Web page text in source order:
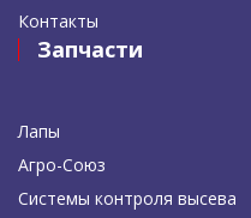
Контакты
Запчасти
Лапы
Агро-Союз
Системы контроля высева